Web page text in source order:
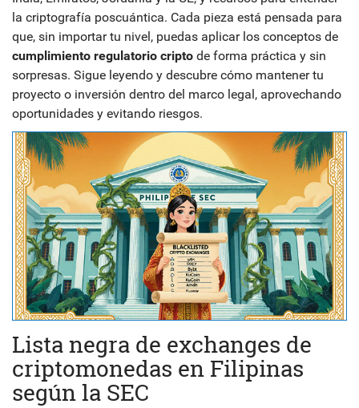
la criptografía poscuántica. Cada pieza está pensada para
que, sin importar tu nivel, puedas aplicar los conceptos de
cumplimiento regulatorio cripto de forma práctica y sin
sorpresas. Sigue leyendo y descubre cómo mantener tu
proyecto o inversión dentro del marco legal, aprovechando
oportunidades y evitando riesgos.
Lista negra de exchanges de
criptomonedas en Filipinas
según la SEC